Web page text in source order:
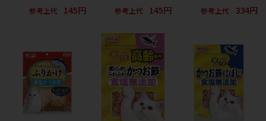
参考上代
145円
参考上代
145円
参考上代
334円